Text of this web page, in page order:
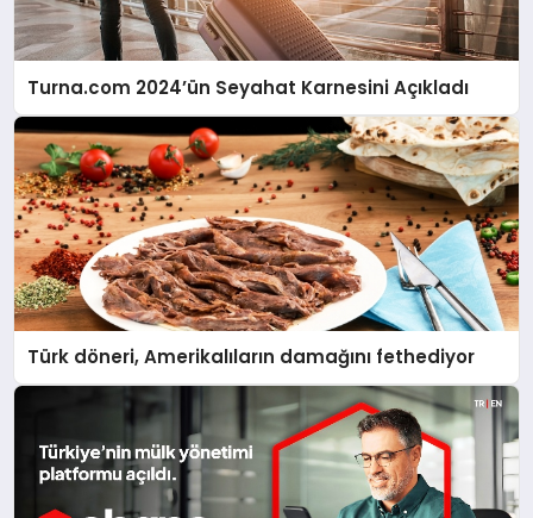
Turna.com 2024’ün Seyahat Karnesini Açıkladı
Türk döneri, Amerikalıların damağını fethediyor